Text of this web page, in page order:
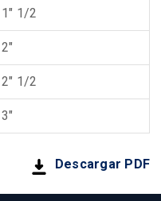
1" 1/2
2"
2" 1/2
3"
Descargar PDF